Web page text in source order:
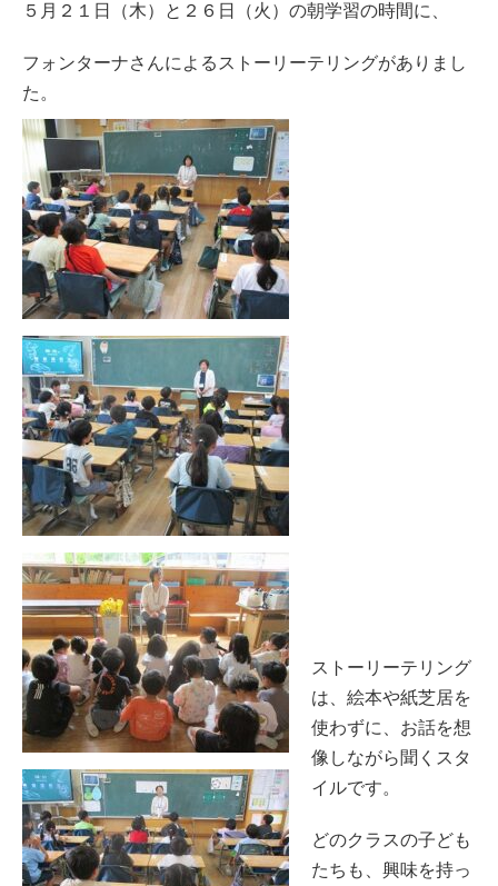
５月２１日（木）と２６日（火）の朝学習の時間に、
フォンターナさんによるストーリーテリングがありまし
た。
ストーリーテリング
は、絵本や紙芝居を
使わずに、お話を想
像しながら聞くスタ
イルです。
どのクラスの子ども
たちも、興味を持っ